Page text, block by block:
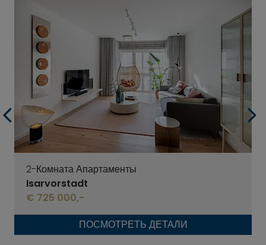
2-Комната Апартаменты
Isarvorstadt
€ 725 000,-
ПОСМОТРЕТЬ ДЕТАЛИ